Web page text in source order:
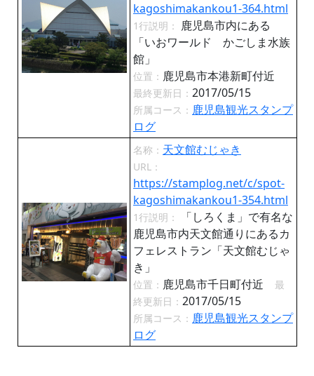
kagoshimakankou1-364.html
1行説明：
鹿児島市内にある
「いおワールド かごしま水族
館」
位置： 鹿児島市本港新町付近
最終更新日： 2017/05/15
所属コース： 鹿児島観光スタンプ
ログ
名称： 天文館むじゃき
URL：
https://stamplog.net/c/spot-
kagoshimakankou1-354.html
1行説明：
「しろくま」で有名な
鹿児島市内天文館通りにあるカ
フェレストラン「天文館むじゃ
き」
位置： 鹿児島市千日町付近
最
終更新日： 2017/05/15
所属コース： 鹿児島観光スタンプ
ログ